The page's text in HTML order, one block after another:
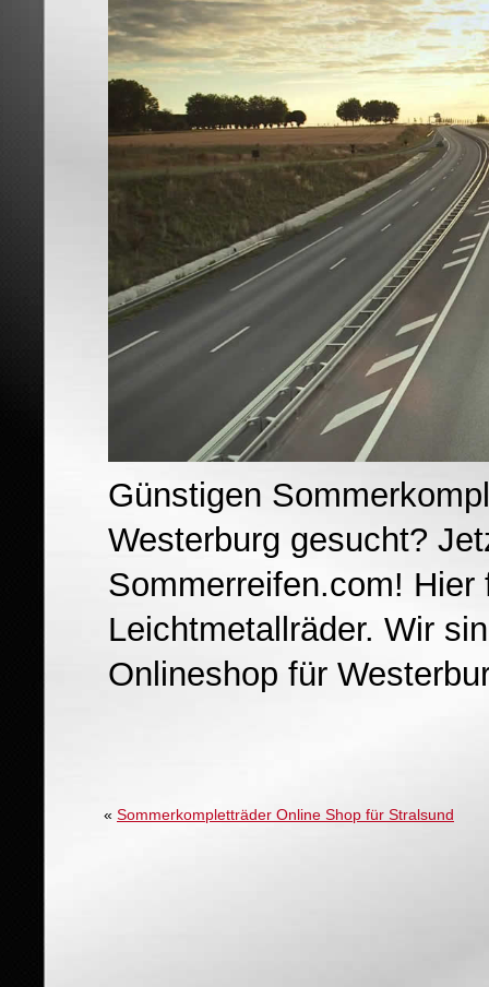
Günstigen
Westerburg gesucht?
Sommerreifen.com!
Leichtmetallräder. Wir
Onlineshop für
« Sommerkompletträder Online Shop für Stralsund